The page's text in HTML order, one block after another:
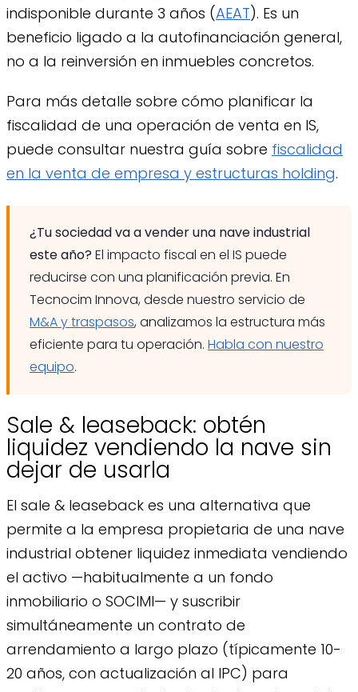
indisponible durante 3 años (AEAT). Es un
beneficio ligado a la autofinanciación general,
no a la reinversión en inmuebles concretos.
Para más detalle sobre cómo planificar la
fiscalidad de una operación de venta en IS,
puede consultar nuestra guía sobre fiscalidad
en la venta de empresa y estructuras holding.
¿Tu sociedad va a vender una nave industrial
este año? El impacto fiscal en el IS puede
reducirse con una planificación previa. En
Tecnocim Innova, desde nuestro servicio de
M&A y traspasos, analizamos la estructura más
eficiente para tu operación. Habla con nuestro
equipo.
Sale & leaseback: obtén
liquidez vendiendo la nave sin
dejar de usarla
El sale & leaseback es una alternativa que
permite a la empresa propietaria de una nave
industrial obtener liquidez inmediata vendiendo
el activo —habitualmente a un fondo
inmobiliario o SOCIMI— y suscribir
simultáneamente un contrato de
arrendamiento a largo plazo (típicamente 10-
20 años, con actualización al IPC) para